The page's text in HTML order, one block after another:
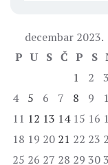
decembar 2023.
P U S Č P S
1
2
3
4
5 6 7 8 9
11 12 13 14 15 16
18 19 20 21 22 23
25 26 27 28 29 30